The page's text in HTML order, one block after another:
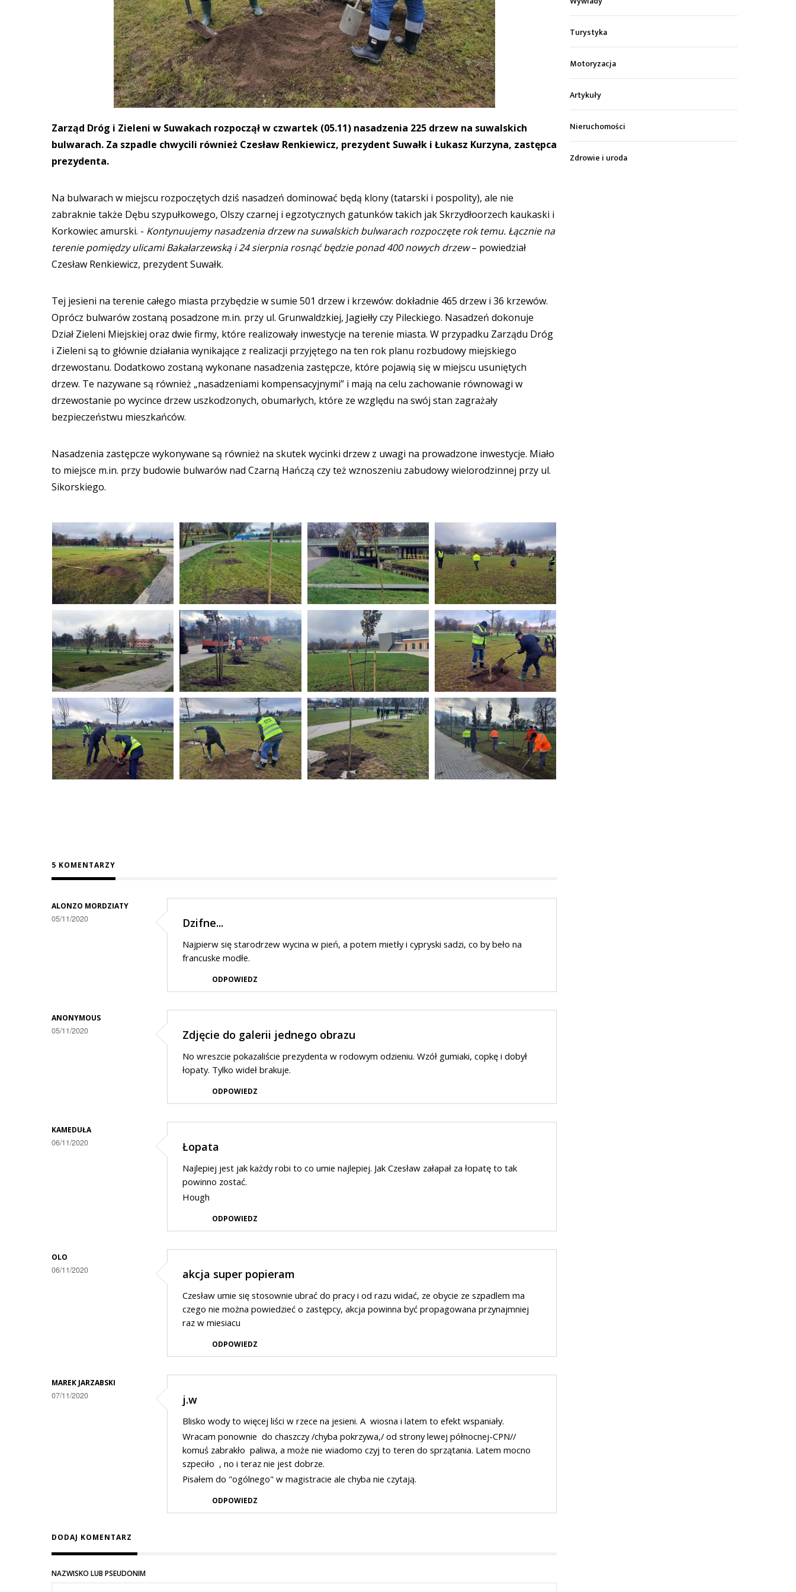
Zarząd Dróg i Zieleni w Suwakach rozpoczął w czwartek (05.11) nasadzenia 225 drzew na suwalskich
bulwarach. Za szpadle chwycili również Czesław Renkiewicz, prezydent Suwałk i Łukasz Kurzyna, zastępca
prezydenta.
Na bulwarach w miejscu rozpoczętych dziś nasadzeń dominować będą klony (tatarski i pospolity), ale nie
zabraknie także Dębu szypułkowego, Olszy czarnej i egzotycznych gatunków takich jak Skrzydłoorzech kaukaski i
Korkowiec amurski. - Kontynuujemy nasadzenia drzew na suwalskich bulwarach rozpoczęte rok temu. Łącznie na
terenie pomiędzy ulicami Bakałarzewską i 24 sierpnia rosnąć będzie ponad 400 nowych drzew– powiedział
Czesław Renkiewicz, prezydent Suwałk.
Tej jesieni na terenie całego miasta przybędzie w sumie 501 drzew i krzewów: dokładnie 465 drzew i 36 krzewów.
Oprócz bulwarów zostaną posadzone m.in. przy ul. Grunwaldzkiej, Jagiełły czy Pileckiego. Nasadzeń dokonuje
Dział Zieleni Miejskiej oraz dwie firmy, które realizowały inwestycje na terenie miasta. W przypadku Zarządu Dróg
i Zieleni są to głównie działania wynikające z realizacji przyjętego na ten rok planu rozbudowy miejskiego
drzewostanu. Dodatkowo zostaną wykonane nasadzenia zastępcze, które pojawią się w miejscu usuniętych
drzew. Te nazywane są również „nasadzeniami kompensacyjnymi” i mają na celu zachowanie równowagi w
drzewostanie po wycince drzew uszkodzonych, obumarłych, które ze względu na swój stan zagrażały
bezpieczeństwu mieszkańców.
Nasadzenia zastępcze wykonywane są również na skutek wycinki drzew z uwagi na prowadzone inwestycje. Miało
to miejsce m.in. przy budowie bulwarów nad Czarną Hańczą czy też wznoszeniu zabudowy wielorodzinnej przy ul.
Sikorskiego.
5 KOMENTARZY
ALONZO MORDZIATY
05/11/2020 Dzifne...
Najpierw się starodrzew wycina w pień, a potem mietły i cypryski sadzi, co by beło na
francuske modłe.
ODPOWIEDZ
ANONYMOUS
05/11/2020 Zdjęcie do galerii jednego obrazu
No wreszcie pokazaliście prezydenta w rodowym odzieniu. Wzół gumiaki, copkę i dobył
łopaty. Tylko wideł brakuje.
ODPOWIEDZ
KAMEDUŁA
06/11/2020 Łopata
Najlepiej jest jak każdy robi to co umie najlepiej. Jak Czesław załapał za łopatę to tak
powinno zostać.
Hough
ODPOWIEDZ
OLO
06/11/2020 akcja super popieram
Czesław umie się stosownie ubrać do pracy i od razu widać, ze obycie ze szpadlem ma
czego nie można powiedzieć o zastępcy, akcja powinna być propagowana przynajmniej
raz w miesiacu
ODPOWIEDZ
MAREK JARZABSKI
07/11/2020 j.w
Blisko wody to więcej liści w rzece na jesieni. A wiosna i latem to efekt wspaniały.
Wracam ponownie do chaszczy /chyba pokrzywa,/ od strony lewej północnej-CPN//
komuś zabrakło paliwa, a może nie wiadomo czyj to teren do sprzątania. Latem mocno
szpeciło , no i teraz nie jest dobrze.
Pisałem do "ogólnego" w magistracie ale chyba nie czytają.
ODPOWIEDZ
DODAJ KOMENTARZ
NAZWISKO LUB PSEUDONIM
Turystyka
Motoryzacja
Artykuły
Nieruchomości
Zdrowie i uroda